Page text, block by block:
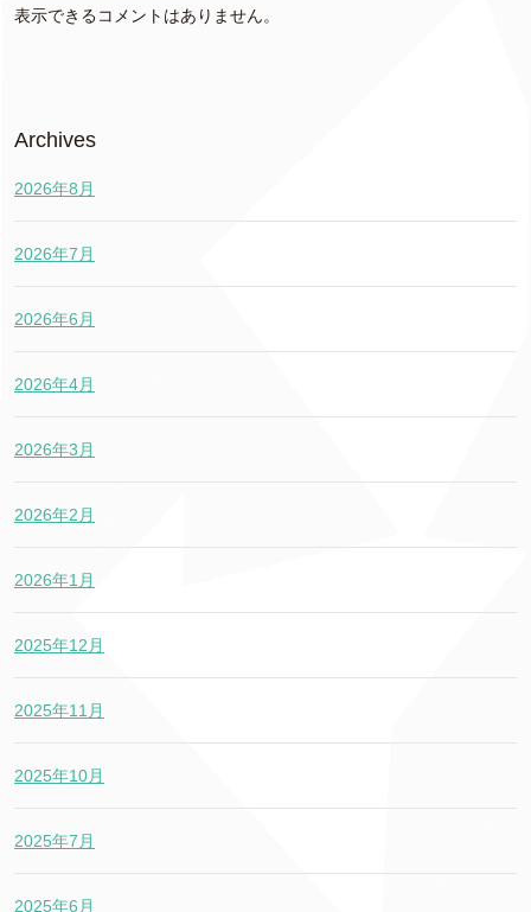
表示できるコメントはありません。
Archives
2026年8月
2026年7月
2026年6月
2026年4月
2026年3月
2026年2月
2026年1月
2025年12月
2025年11月
2025年10月
2025年7月
2025年6月